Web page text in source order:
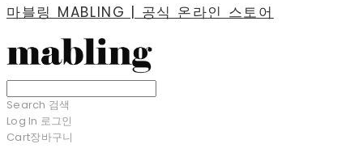
마블링 MABLING | 공식 온라인 스토어
Search 검색
Log In 로그인
Cart장바구니